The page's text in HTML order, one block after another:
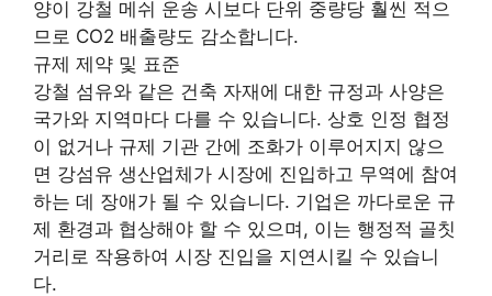
양이 강철 메쉬 운송 시보다 단위 중량당 훨씬 적으
므로 CO2 배출량도 감소합니다.
규제 제약 및 표준
강철 섬유와 같은 건축 자재에 대한 규정과 사양은
국가와 지역마다 다를 수 있습니다. 상호 인정 협정
이 없거나 규제 기관 간에 조화가 이루어지지 않으
면 강섬유 생산업체가 시장에 진입하고 무역에 참여
하는 데 장애가 될 수 있습니다. 기업은 까다로운 규
제 환경과 협상해야 할 수 있으며, 이는 행정적 골칫
거리로 작용하여 시장 진입을 지연시킬 수 있습니
다.